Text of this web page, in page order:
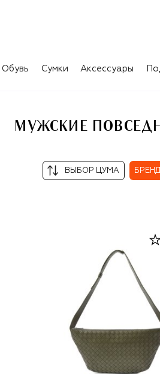
МУЖСКИЕ ПОВСЕДНЕВНЫЕ СУМКИ BOTTEGA VENETA
Обувь Сумки Аксессуары
МУЖСКИЕ
ВЫБОР ЦУМА БРЕНД